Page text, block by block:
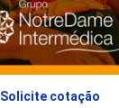
Solicite cotação